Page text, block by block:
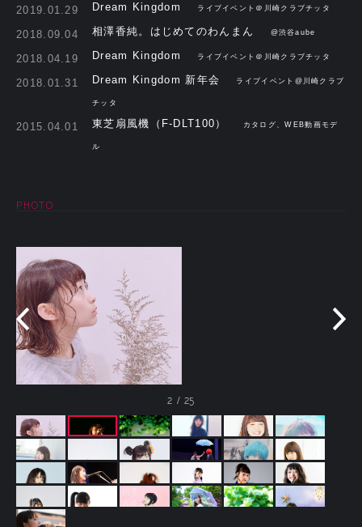
2019.01.29 Dream Kingdom ライブイベント＠川崎クラブチッタ
2018.09.04 相澤香純。はじめてのわんまん @渋谷aube
2018.04.19 Dream Kingdom ライブイベント＠川崎クラブチッタ
2018.01.31 Dream Kingdom 新年会 ライブイベント@川崎クラブ
チッタ
2015.04.01 東芝扇風機（F-DLT100） カタログ、WEB動画モデ
ル
PHOTO
2 /25